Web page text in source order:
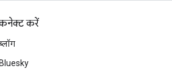
करें
Bluesky